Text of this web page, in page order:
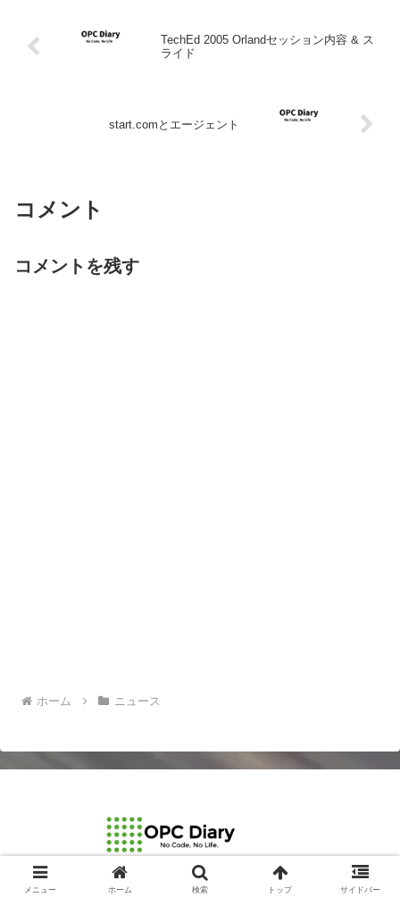
TechEd 2005 Orlandセッション内容 & ス
ライド
start.comとエージェント
コメント
コメントを残す
ホーム ニュース
© 2003-2026 OPCDiary.
メニュー ホーム 検索 トップ サイドバー